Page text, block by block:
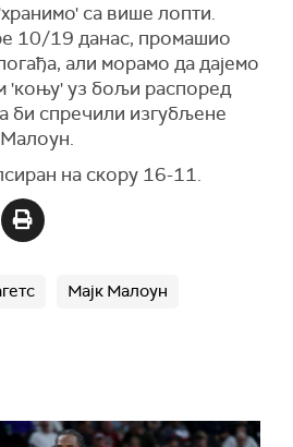
са више лопти.
10/19 данас, промашио
али морамо да дајемо
'коњу' уз бољи распоред
би спречили изгубљене
Малоун.
на скору 16-11.
Мајк Малоун